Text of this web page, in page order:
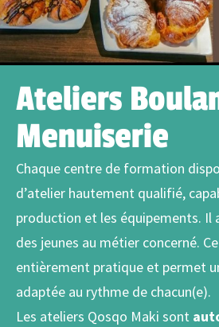
Ateliers
Menuiserie
Chaque centre de formation
d’atelier hautement qualifié,
production et les équipements. Il
des jeunes au métier concerné.
entièrement pratique et permet
adaptée au rythme de chacun(e).
Les ateliers Qosqo Maki sont